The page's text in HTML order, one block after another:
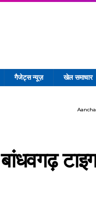
गैजेट्स न्यूज़ खेल समाचार
बांधवगढ़